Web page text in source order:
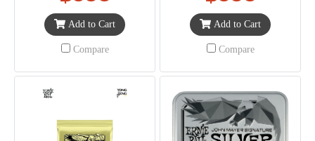
Add to Cart
Compare
Add to Cart
Compare